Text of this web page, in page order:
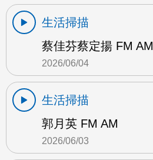
生活掃描
蔡佳芬蔡定揚 FM AM
2026/06/04
生活掃描
郭月英 FM AM
2026/06/03